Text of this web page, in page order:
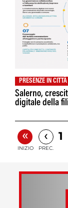
PRESENZE IN
Salerno,
digitale della
«
INIZIO
‹
PREC.
1